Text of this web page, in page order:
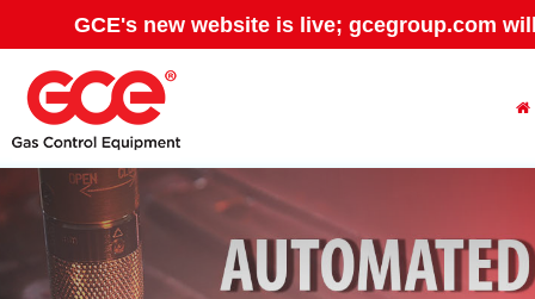
GCE's new website is live; gcegroup.com